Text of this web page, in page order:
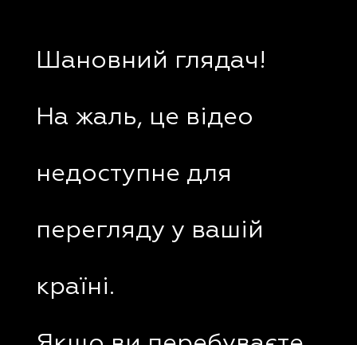
Шановний глядач!
На жаль, це відео
недоступне для
перегляду у вашій
країні.